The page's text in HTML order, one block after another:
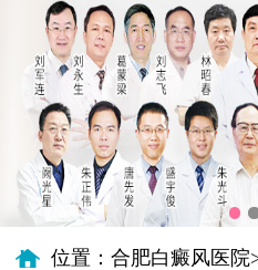
位置：合肥白癜风医院